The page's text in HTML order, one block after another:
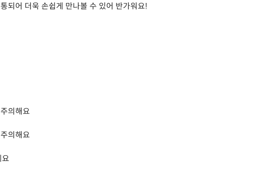
되어 더욱 손쉽게 만나볼 수 있어 반가워요!
의해요
의해요